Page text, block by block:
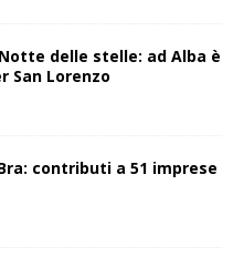
delle stelle: ad Alba è
San Lorenzo
contributi a 51 imprese